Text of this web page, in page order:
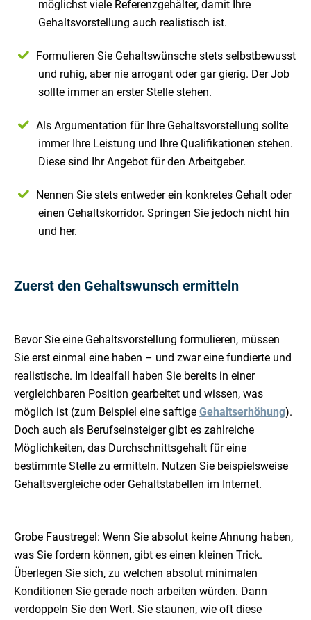
möglichst viele Referenzgehälter, damit Ihre
Gehaltsvorstellung auch realistisch ist.
Formulieren Sie Gehaltswünsche stets selbstbewusst
und ruhig, aber nie arrogant oder gar gierig. Der Job
sollte immer an erster Stelle stehen.
Als Argumentation für Ihre Gehaltsvorstellung sollte
immer Ihre Leistung und Ihre Qualifikationen stehen.
Diese sind Ihr Angebot für den Arbeitgeber.
Nennen Sie stets entweder ein konkretes Gehalt oder
einen Gehaltskorridor. Springen Sie jedoch nicht hin
und her.
Zuerst den Gehaltswunsch ermitteln
Bevor Sie eine Gehaltsvorstellung formulieren, müssen
Sie erst einmal eine haben – und zwar eine fundierte und
realistische. Im Idealfall haben Sie bereits in einer
vergleichbaren Position gearbeitet und wissen, was
möglich ist (zum Beispiel eine saftige Gehaltserhöhung).
Doch auch als Berufseinsteiger gibt es zahlreiche
Möglichkeiten, das Durchschnittsgehalt für eine
bestimmte Stelle zu ermitteln. Nutzen Sie beispielsweise
Gehaltsvergleiche oder Gehaltstabellen im Internet.
Grobe Faustregel: Wenn Sie absolut keine Ahnung haben,
was Sie fordern können, gibt es einen kleinen Trick.
Überlegen Sie sich, zu welchen absolut minimalen
Konditionen Sie gerade noch arbeiten würden. Dann
verdoppeln Sie den Wert. Sie staunen, wie oft diese